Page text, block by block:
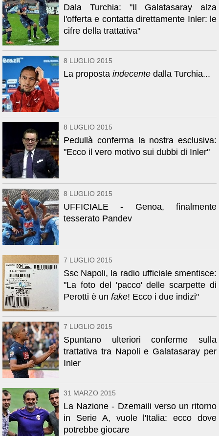
Dala Turchia: "Il Galatasaray alza
l'offerta e contatta direttamente Inler: le
cifre della trattativa"
8 LUGLIO 2015
La proposta indecente dalla Turchia...
8 LUGLIO 2015
Pedullà conferma la nostra esclusiva:
"Ecco il vero motivo sui dubbi di Inler"
8 LUGLIO 2015
UFFICIALE - Genoa, finalmente
tesserato Pandev
7 LUGLIO 2015
Ssc Napoli, la radio ufficiale smentisce:
"La foto del 'pacco' delle scarpette di
Perotti è un fake! Ecco i due indizi"
7 LUGLIO 2015
Spuntano ulteriori conferme sulla
trattativa tra Napoli e Galatasaray per
Inler
31 MARZO 2015
La Nazione - Dzemaili verso un ritorno
in Serie A, vuole l'Italia: ecco dove
potrebbe giocare